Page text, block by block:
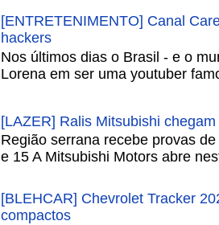
[ENTRETENIMENTO] Canal
hackers
Nos últimos dias o Brasil - e o
Lorena em ser uma youtuber
[LAZER] Ralis Mitsubishi
Região serrana recebe provas
e 15 A Mitsubishi Motors abre
[BLEHCAR] Chevrolet Tracker
compactos